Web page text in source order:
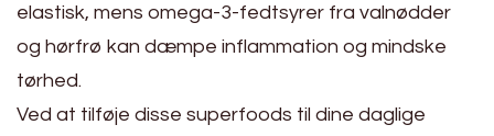
elastisk, mens omega-3-fedtsyrer fra valnødder
og hørfrø kan dæmpe inflammation og mindske
tørhed.
Ved at tilføje disse superfoods til dine daglige